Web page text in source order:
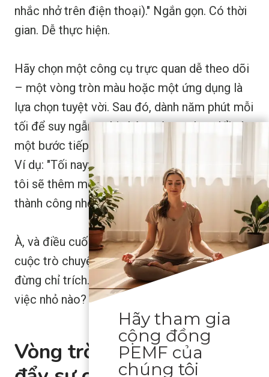
nhắc nhở trên điện thoại)." Ngắn gọn. Có thời
gian. Dễ thực hiện.
Hãy chọn một công cụ trực quan dễ theo dõi
– một vòng tròn màu hoặc một ứng dụng là
lựa chọn tuyệt vời. Sau đó, dành năm phút mỗi
tối để suy ngẫm: ghi nhận một sự thay đổi và
một bước tiếp theo cần thực hiện.
Ví dụ: "Tối nay: hít thở chậm rãi hơn; ngày mai
tôi sẽ thêm một phút thở ra có ý thức." Những
thành công nhỏ sẽ tích lũy dần.
À, và điều cuối cùng: hãy coi đây như một
cuộc trò chuyện với chính mình. Hãy tò mò,
đừng chỉ trích. Tuần này bạn sẽ thử làm một
việc nhỏ nào?
Vòng tròn Sức khỏe thúc
Hãy tham gia
cộng đồng
PEMF của
chúng tôi